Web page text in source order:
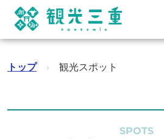
トップ › 観光スポット
SPOTS